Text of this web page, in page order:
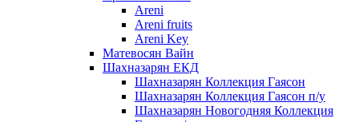
Areni
Areni fruits
Areni Key
Матевосян Вайн
Шахназарян ЕКД
Шахназарян Коллекция Гаясон
Шахназарян Коллекция Гаясон п/у
Шахназарян Новогодняя Коллекция